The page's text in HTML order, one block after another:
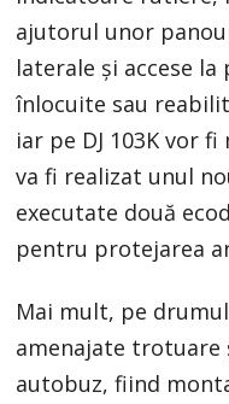
ajutorul unor
laterale și accese
înlocuite sau
iar pe DJ 103K vor
va fi realizat unul
executate două
pentru protejarea
Mai mult, pe
amenajate trotuare
autobuz, fiind